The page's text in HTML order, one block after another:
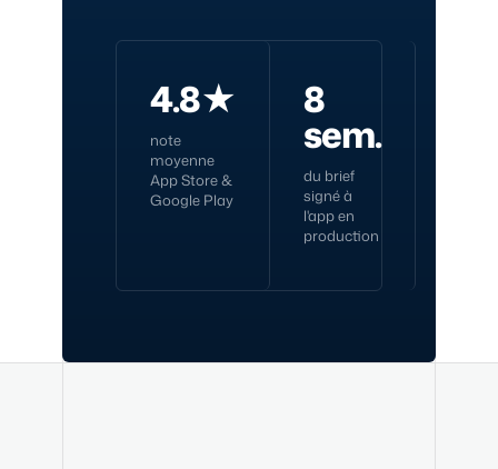
4.8★
note
moyenne
App Store &
Google Play
8
sem.
du brief
signé à
l'app en
production